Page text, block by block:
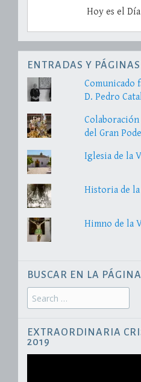
Hoy es el
ENTRADAS Y
Comunicado
D. Pedro
del Gran
Iglesia de la
Historia de
Himno de la
BUSCAR EN LA PÁGINA
Search
for:
EXTRAORDINARIA
2019